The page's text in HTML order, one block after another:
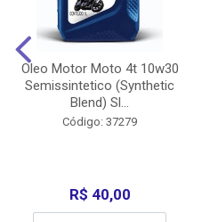
Oleo Motor Moto 4t 10w30
Semissintetico (Synthetic
Blend) Sl...
Código: 37279
R$ 40,00